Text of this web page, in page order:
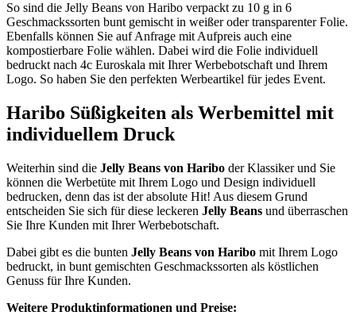
So sind die Jelly Beans von Haribo verpackt zu 10 g in 6
Geschmackssorten bunt gemischt in weißer oder transparenter Folie.
Ebenfalls können Sie auf Anfrage mit Aufpreis auch eine
kompostierbare Folie wählen. Dabei wird die Folie individuell
bedruckt nach 4c Euroskala mit Ihrer Werbebotschaft und Ihrem
Logo. So haben Sie den perfekten Werbeartikel für jedes Event.
Haribo Süßigkeiten als Werbemittel mit
individuellem Druck
Weiterhin sind die Jelly Beans von Haribo der Klassiker und Sie
können die Werbetüte mit Ihrem Logo und Design individuell
bedrucken, denn das ist der absolute Hit! Aus diesem Grund
entscheiden Sie sich für diese leckeren Jelly Beans und überraschen
Sie Ihre Kunden mit Ihrer Werbebotschaft.
Dabei gibt es die bunten Jelly Beans von Haribo mit Ihrem Logo
bedruckt, in bunt gemischten Geschmackssorten als köstlichen
Genuss für Ihre Kunden.
Weitere Produktinformationen und Preise: